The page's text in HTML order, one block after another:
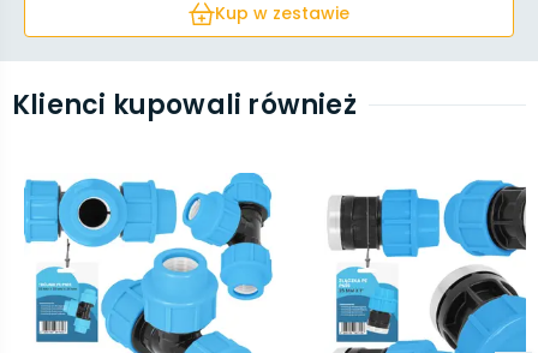
Kup w zestawie
Klienci kupowali również